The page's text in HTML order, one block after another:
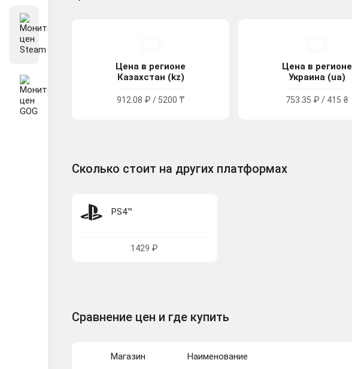
Цена в регионе
Казахстан (kz)
912.08 ₽ / 5200 ₸
Цена в регионе
Украина (ua)
753.35 ₽ / 415 ₴
Сколько стоит на других платформах
PS4™
1429 ₽
Сравнение цен и где купить
Магазин Наименование